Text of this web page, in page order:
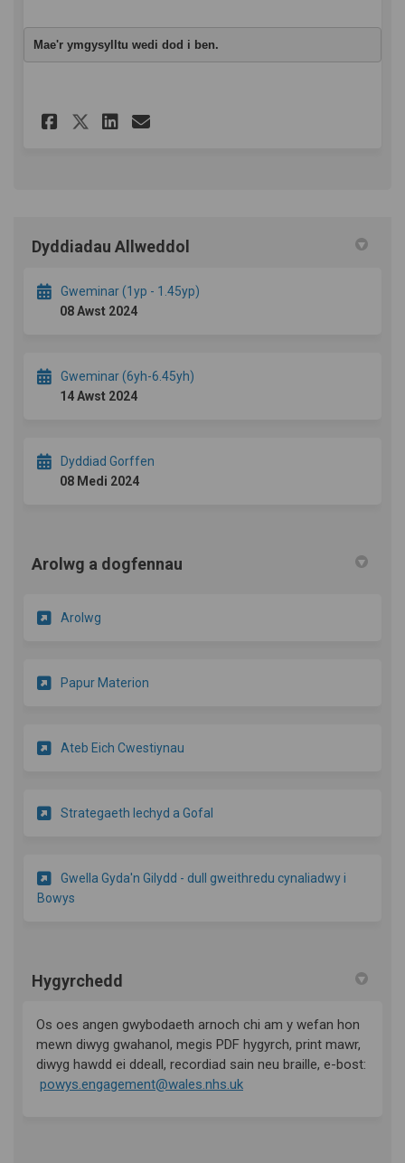
Mae'r ymgysylltu wedi dod i ben.
Rhannu Dweud eich Dweud
Rhannu Dweud eich
Rhannu Dweud eich
E-bost Dweud eich
Dyddiadau Allweddol
Gweminar (1yp - 1.45yp)
08 Awst 2024
Gweminar (6yh-6.45yh)
14 Awst 2024
Dyddiad Gorffen
08 Medi 2024
Arolwg a dogfennau
Arolwg
Papur Materion
Ateb Eich Cwestiynau
Strategaeth Iechyd a Gofal
Gwella Gyda'n Gilydd - dull gweithredu cynaliadwy i
Bowys
Hygyrchedd
Os oes angen gwybodaeth arnoch chi am y wefan hon
mewn diwyg gwahanol, megis PDF hygyrch, print mawr,
diwyg hawdd ei ddeall, recordiad sain neu braille, e-bost:
powys.engagement@wales.nhs.uk(Dolen allanol)